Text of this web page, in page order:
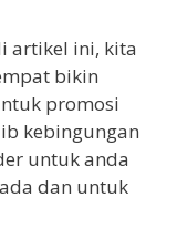
artikel ini, kita
bikin
promosi
kebingungan
untuk anda
dan untuk